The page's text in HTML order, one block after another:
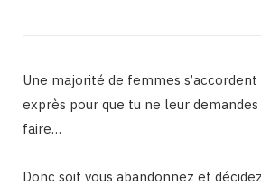
Une majorité de femmes s’accordent
exprès pour que tu ne leur demandes
faire…
Donc soit vous abandonnez et